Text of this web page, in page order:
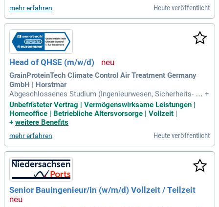
mehr erfahren Heute veröffentlicht
Head of QHSE (m/w/d)
GrainProteinTech Climate Control Air Treatment Germany
GmbH | Horstmar
Abgeschlossenes Studium (Ingenieurwesen, Sicherheits- od
er Umweltmanagement) oder eine vergleichbare technische
Aus- und Weiterbildung.
+
Unbefristeter Vertrag | Vermögenswirksame Leistungen |
Homeoffice | Betriebliche Altersvorsorge | Vollzeit |
+ weitere Benefits
mehr erfahren Heute veröffentlicht
Senior Bauingenieur/in (w/m/d) Vollzeit / Teilzeit